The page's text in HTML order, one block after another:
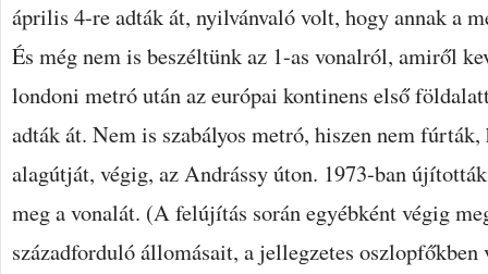
április 4-re adták át, nyilvánvaló volt, hogy annak a
És még nem is beszéltünk az 1-as vonalról, amiről
londoni metró után az európai kontinens első
adták át. Nem is szabályos metró, hiszen nem fúrták,
alagútját, végig, az Andrássy úton. 1973-ban
meg a vonalát. (A felújítás során egyébként végig
századforduló állomásait, a jellegzetes oszlopfőkben